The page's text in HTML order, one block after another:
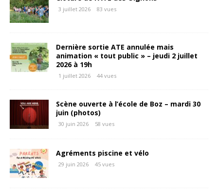
3 juillet 2026 83 vues
Dernière sortie ATE annulée mais
animation « tout public » – jeudi 2 juillet
2026 à 19h
1 juillet 2026 44 vues
Scène ouverte à l’école de Boz – mardi 30
juin (photos)
30 juin 2026 58 vues
Agréments piscine et vélo
29 juin 2026 45 vues